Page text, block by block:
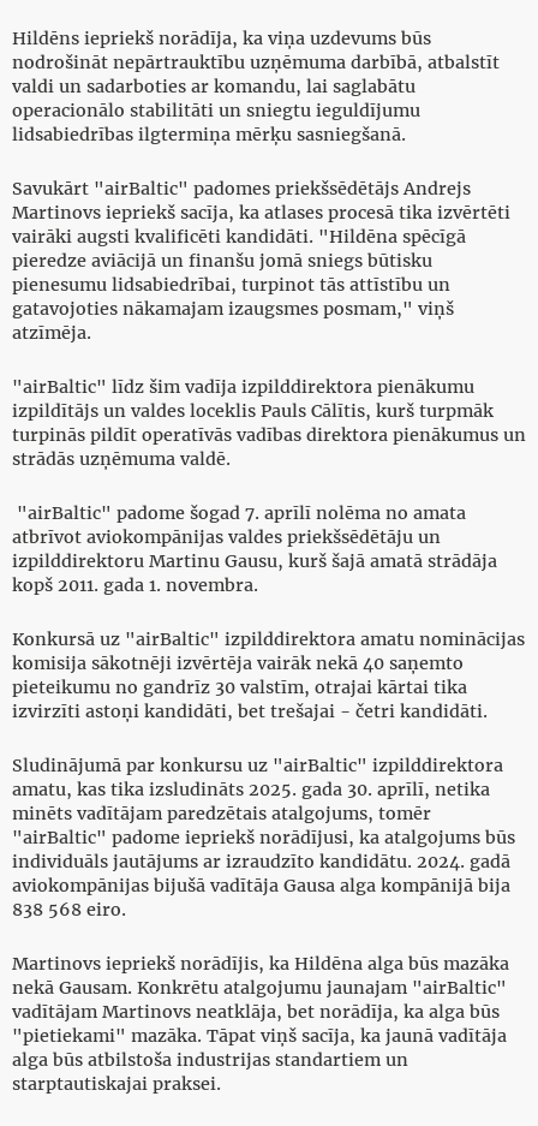
Hildēns iepriekš norādīja, ka viņa uzdevums būs
nodrošināt nepārtrauktību uzņēmuma darbībā, atbalstīt
valdi un sadarboties ar komandu, lai saglabātu
operacionālo stabilitāti un sniegtu ieguldījumu
lidsabiedrības ilgtermiņa mērķu sasniegšanā.
Savukārt "airBaltic" padomes priekšsēdētājs Andrejs
Martinovs iepriekš sacīja, ka atlases procesā tika izvērtēti
vairāki augsti kvalificēti kandidāti. "Hildēna spēcīgā
pieredze aviācijā un finanšu jomā sniegs būtisku
pienesumu lidsabiedrībai, turpinot tās attīstību un
gatavojoties nākamajam izaugsmes posmam," viņš
atzīmēja.
"airBaltic" līdz šim vadīja izpilddirektora pienākumu
izpildītājs un valdes loceklis Pauls Cālītis, kurš turpmāk
turpinās pildīt operatīvās vadības direktora pienākumus un
strādās uzņēmuma valdē.
"airBaltic" padome šogad 7. aprīlī nolēma no amata
atbrīvot aviokompānijas valdes priekšsēdētāju un
izpilddirektoru Martinu Gausu, kurš šajā amatā strādāja
kopš 2011. gada 1. novembra.
Konkursā uz "airBaltic" izpilddirektora amatu nominācijas
komisija sākotnēji izvērtēja vairāk nekā 40 saņemto
pieteikumu no gandrīz 30 valstīm, otrajai kārtai tika
izvirzīti astoņi kandidāti, bet trešajai - četri kandidāti.
Sludinājumā par konkursu uz "airBaltic" izpilddirektora
amatu, kas tika izsludināts 2025. gada 30. aprīlī, netika
minēts vadītājam paredzētais atalgojums, tomēr
"airBaltic" padome iepriekš norādījusi, ka atalgojums būs
individuāls jautājums ar izraudzīto kandidātu. 2024. gadā
aviokompānijas bijušā vadītāja Gausa alga kompānijā bija
838 568 eiro.
Martinovs iepriekš norādījis, ka Hildēna alga būs mazāka
nekā Gausam. Konkrētu atalgojumu jaunajam "airBaltic"
vadītājam Martinovs neatklāja, bet norādīja, ka alga būs
"pietiekami" mazāka. Tāpat viņš sacīja, ka jaunā vadītāja
alga būs atbilstoša industrijas standartiem un
starptautiskajai praksei.